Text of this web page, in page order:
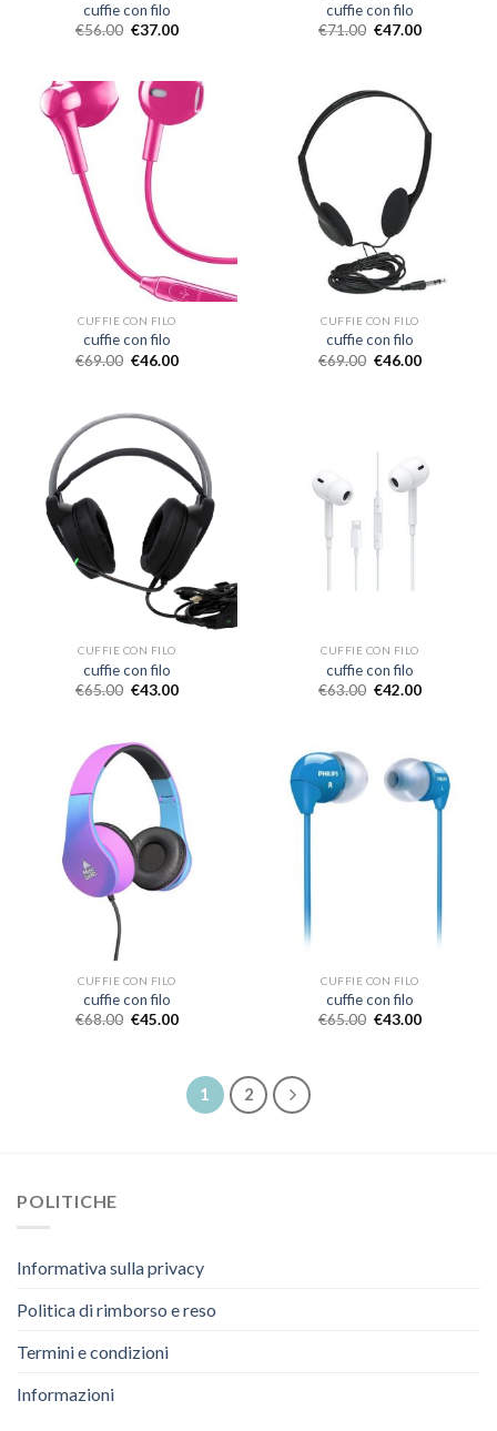
cuffie con filo
€56.00 €37.00
cuffie con filo
€71.00 €47.00
CUFFIE CON FILO
cuffie con filo
€69.00 €46.00
CUFFIE CON FILO
cuffie con filo
€69.00 €46.00
CUFFIE CON FILO
cuffie con filo
€65.00 €43.00
CUFFIE CON FILO
cuffie con filo
€63.00 €42.00
CUFFIE CON FILO
cuffie con filo
€68.00 €45.00
CUFFIE CON FILO
cuffie con filo
€65.00 €43.00
1 2
POLITICHE
Informativa sulla privacy
Politica di rimborso e reso
Termini e condizioni
Informazioni